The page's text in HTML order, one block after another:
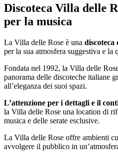
Discoteca Villa delle
per la musica
La Villa delle Rose è una discoteca
per la sua atmosfera suggestiva e la
Fondata nel 1992, la Villa delle
panorama delle discoteche italiane
all’eleganza dei suoi spazi.
L’attenzione per i dettagli e il
la Villa delle Rose una location di
musica e delle serate esclusive.
La Villa delle Rose offre ambienti
avvolgere il pubblico in